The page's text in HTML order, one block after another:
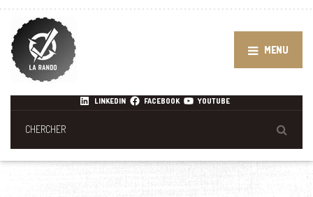
MENU
LINKEDIN FACEBOOK YOUTUBE